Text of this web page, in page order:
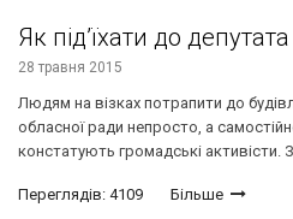
Як під’їхати до депутата
28 травня 2015
Людям на візках потрапити до
обласної ради непросто, а
констатують громадські активісти.
Переглядів: 4109 Більше